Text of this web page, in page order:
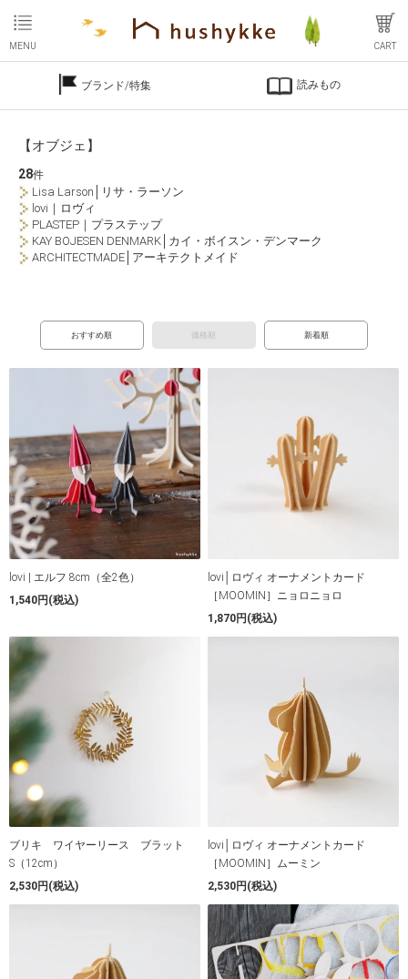
MENU CART
ブランド/特集 読みもの
【オブジェ】
28件
Lisa Larson│リサ・ラーソン
lovi｜ロヴィ
PLASTEP｜プラステップ
KAY BOJESEN DENMARK│カイ・ボイスン・デンマーク
ARCHITECTMADE│アーキテクトメイド
おすすめ順 価格順 新着順
lovi | エルフ 8cm（全2色）
1,540円(税込)
lovi│ロヴィ オーナメントカード
［MOOMIN］ニョロニョロ
1,870円(税込)
ブリキ ワイヤーリース ブラット
S（12cm）
2,530円(税込)
lovi│ロヴィ オーナメントカード
［MOOMIN］ムーミン
2,530円(税込)